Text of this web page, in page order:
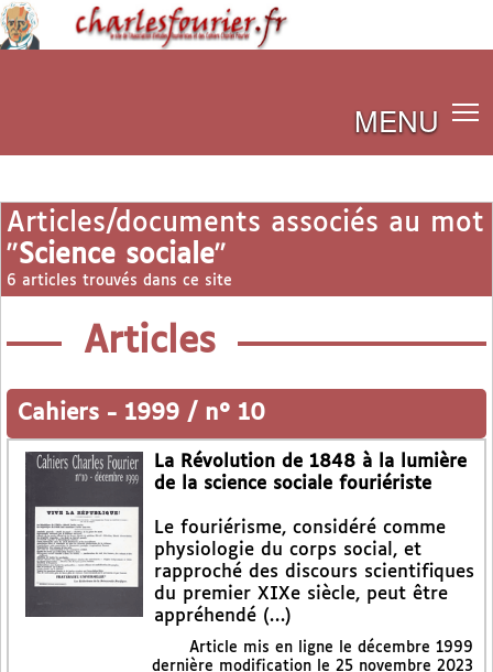
MENU
Articles/documents associés au mot
"Science sociale"
6 articles trouvés dans ce site
Articles
Cahiers - 1999 / n° 10
La Révolution de 1848 à la lumière
de la science sociale fouriériste
Le fouriérisme, considéré comme
physiologie du corps social, et
rapproché des discours scientifiques
du premier XIXe siècle, peut être
appréhendé (…)
Article mis en ligne le décembre 1999
dernière modification le 25 novembre 2023